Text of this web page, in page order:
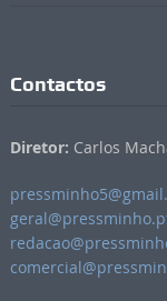
Contactos
Diretor: Carlos